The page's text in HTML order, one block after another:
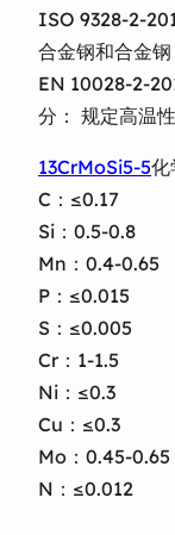
ISO 9328-2-
合金钢和合金钢
EN 10028-2-
分： 规定高温
13CrMoSi5-5化
C：≤0.17
Si：0.5-0.8
Mn：0.4-0.65
P：≤0.015
S：≤0.005
Cr：1-1.5
Ni：≤0.3
Cu：≤0.3
Mo：0.45-0.65
N：≤0.012